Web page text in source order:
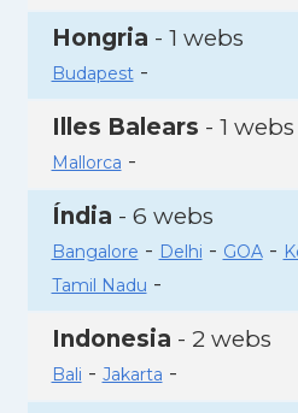
Hongria - 1 webs
Budapest-
Illes Balears - 1 webs
Mallorca -
Índia - 6 webs
Bangalore - Delhi - GOA-
Tamil Nadu -
Indonesia - 2 webs
Bali - Jakarta -